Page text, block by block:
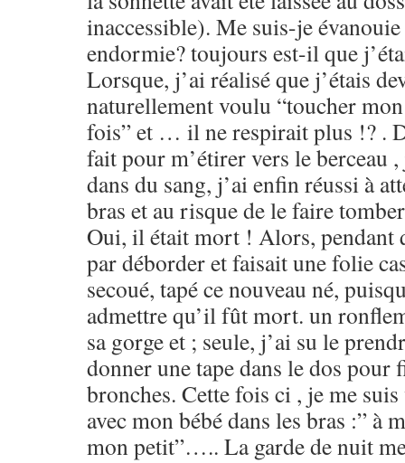
inaccessible). Me suis-je
endormie? toujours est-il que
Lorsque, j’ai réalisé que j’étais
naturellement voulu “toucher
fois” et … il ne respirait plus !? .
fait pour m’étirer vers le berceau
dans du sang, j’ai enfin réussi à
bras et au risque de le faire
Oui, il était mort ! Alors, pendant
par déborder et faisait une folie
secoué, tapé ce nouveau né,
admettre qu’il fût mort. un
sa gorge et ; seule, j’ai su le
donner une tape dans le dos pour
bronches. Cette fois ci , je me
avec mon bébé dans les bras :” à
mon petit”….. La garde de nuit